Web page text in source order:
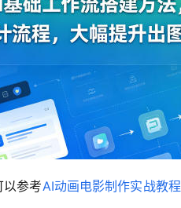
参考AI动画电影制作实战教程